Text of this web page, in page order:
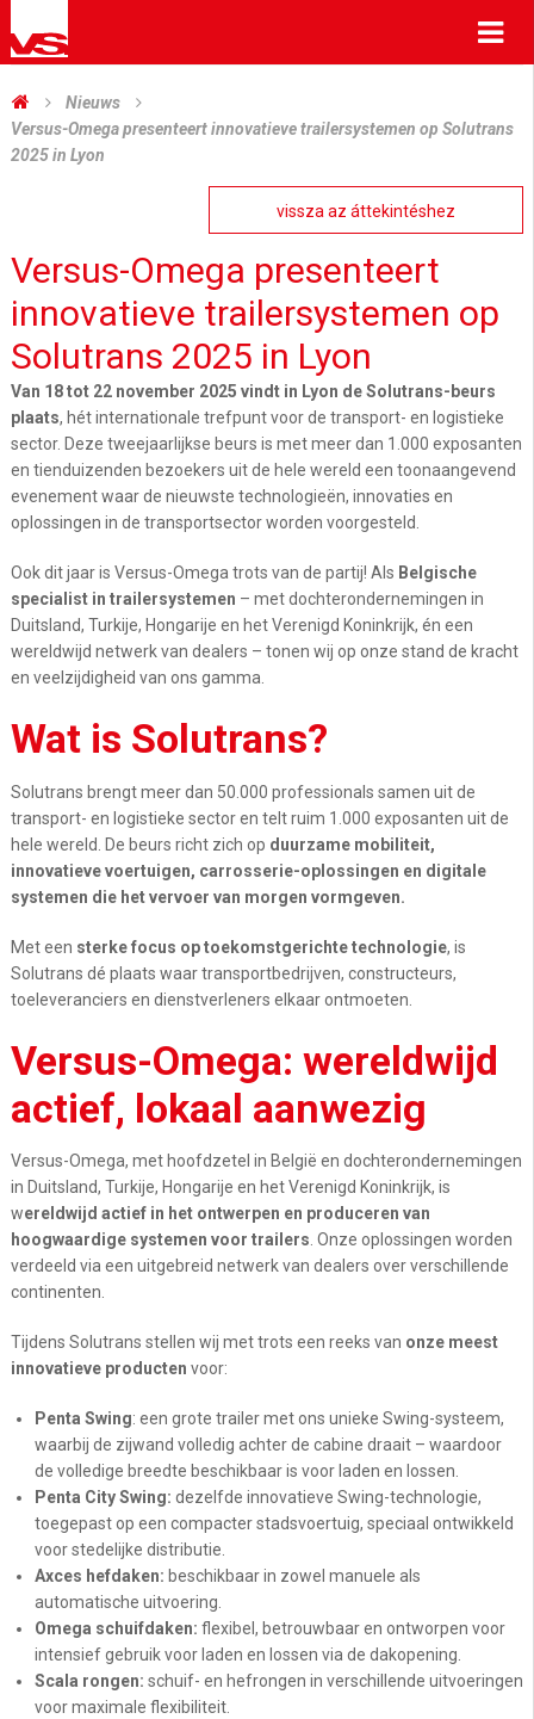
Nieuws
Versus-Omega presenteert innovatieve trailersystemen op Solutrans
2025 in Lyon
vissza az áttekintéshez
Versus-Omega presenteert
innovatieve trailersystemen op
Solutrans 2025 in Lyon
Van 18 tot 22 november 2025 vindt in Lyon deSolutrans-beurs
plaats, hét internationale trefpunt voor de transport- en logistieke
sector. Deze tweejaarlijkse beurs is met meer dan 1.000 exposanten
en tienduizenden bezoekers uit de hele wereld een toonaangevend
evenement waar de nieuwste technologieën, innovaties en
oplossingen in de transportsector worden voorgesteld.
Ook dit jaar is Versus-Omega trots van de partij! Als Belgische
specialist in trailersystemen – met dochterondernemingen in
Duitsland, Turkije, Hongarije en het Verenigd Koninkrijk, én een
wereldwijd netwerk van dealers – tonen wij op onze stand de kracht
en veelzijdigheid van ons gamma.
Wat is Solutrans?
Solutrans brengt meer dan 50.000 professionals samen uit de
transport- en logistieke sector en telt ruim 1.000 exposanten uit de
hele wereld. De beurs richt zich op duurzame mobiliteit,
innovatieve voertuigen, carrosserie-oplossingen en digitale
systemen die het vervoer van morgen vormgeven.
Met een sterke focus op toekomstgerichte technologie, is
Solutrans dé plaats waar transportbedrijven, constructeurs,
toeleveranciers en dienstverleners elkaar ontmoeten.
Versus-Omega: wereldwijd
actief, lokaal aanwezig
Versus-Omega, met hoofdzetel in België en dochterondernemingen
in Duitsland, Turkije, Hongarije en het Verenigd Koninkrijk, is
wereldwijd actief in het ontwerpen en produceren van
hoogwaardige systemen voor trailers . Onze oplossingen worden
verdeeld via een uitgebreid netwerk van dealers over verschillende
continenten.
Tijdens Solutrans stellen wij met trots een reeks van onze meest
innovatieve producten voor:
Penta Swing: een grote trailer met ons unieke Swing-systeem,
waarbij de zijwand volledig achter de cabine draait – waardoor
de volledige breedte beschikbaar is voor laden en lossen.
Penta City Swing: dezelfde innovatieve Swing-technologie,
toegepast op een compacter stadsvoertuig, speciaal ontwikkeld
voor stedelijke distributie.
Axces hefdaken: beschikbaar in zowel manuele als
automatische uitvoering.
Omega schuifdaken: flexibel, betrouwbaar en ontworpen voor
intensief gebruikvoor laden en lossen via de dakopening
Scala rongen: schuif- en hefrongen in verschillende uitvoeringen
voor maximale flexibiliteit.